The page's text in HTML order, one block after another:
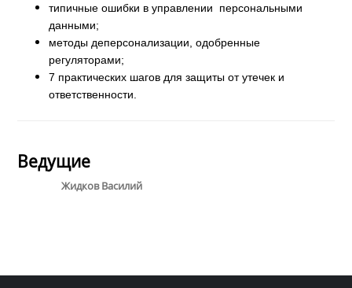
типичные ошибки в управлении персональными
данными;
методы деперсонализации, одобренные
регуляторами;
7 практических шагов для защиты от утечек и
ответственности.
Ведущие
Жидков Василий